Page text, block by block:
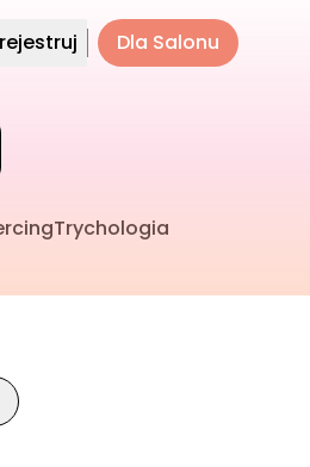
Dla Salonu
Trychologia
mapy